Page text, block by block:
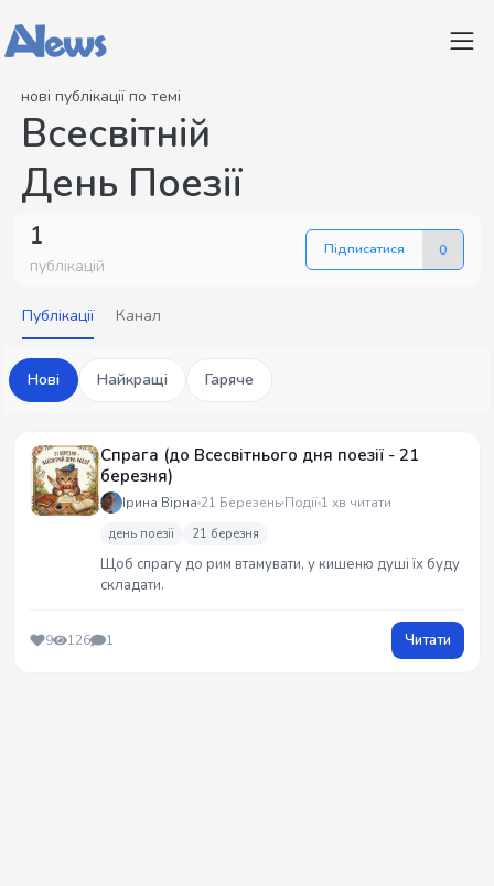
нові публікації по темі
Всесвітній
День Поезії
1
публікацій
Підписатися 0
Публікації Канал
Нові Найкращі Гаряче
Спрага (до Всесвітнього дня поезії - 21
березня)
Ірина Вірна 21 Березень Події 1 хв читати
день поезії 21 березня
Щоб спрагу до рим втамувати, у кишеню душі їх буду
складати.
9 126 1 Читати